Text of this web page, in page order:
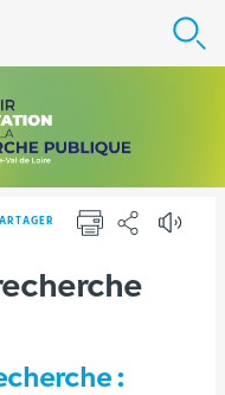
webinaire Valorisation
: